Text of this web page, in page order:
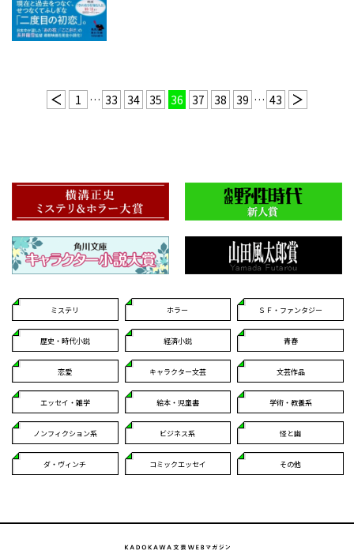
1 … 33 34 35 36 37 38 39 … 43
ミステリ ホラー ＳＦ・ファンタジー
歴史・時代小説 経済小説 青春
恋愛 キャラクター文芸 文芸作品
エッセイ・雑学 絵本・児童書 学術・教養系
ノンフィクション系 ビジネス系 怪と幽
ダ・ヴィンチ コミックエッセイ その他